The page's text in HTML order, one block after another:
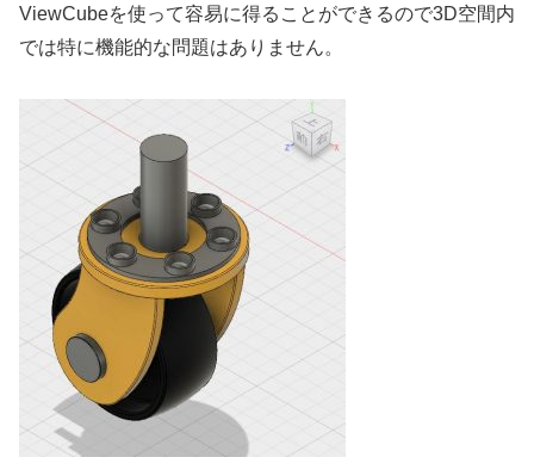
ViewCubeを使って容易に得ることができるので3D空間内
では特に機能的な問題はありません。